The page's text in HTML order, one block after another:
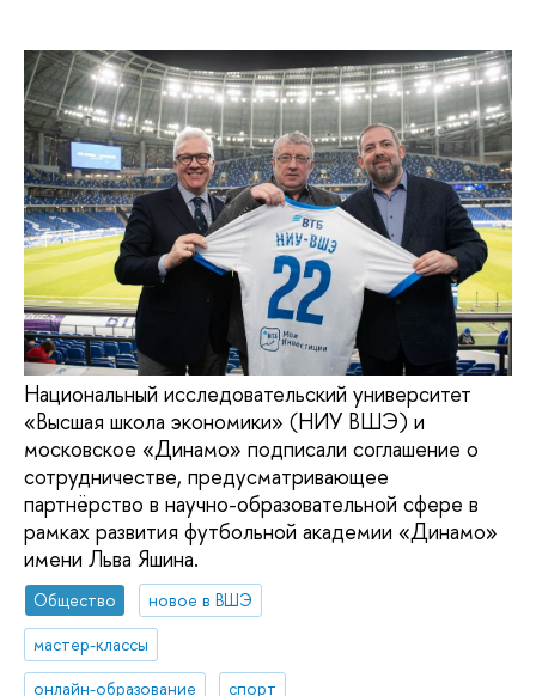
Национальный исследовательский университет
«Высшая школа экономики» (НИУ ВШЭ) и
московское «Динамо» подписали соглашение о
сотрудничестве, предусматривающее
партнёрство в научно-образовательной сфере в
рамках развития футбольной академии «Динамо»
имени Льва Яшина.
Общество
новое в ВШЭ
мастер-классы
онлайн-образование
спорт